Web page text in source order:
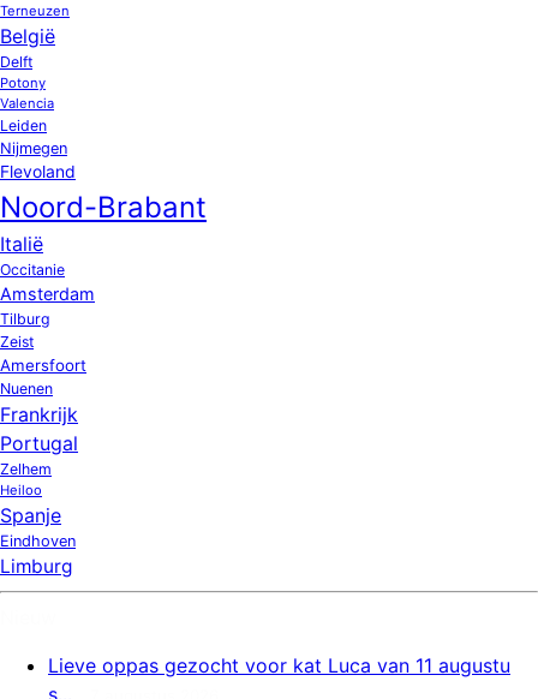
Terneuzen
België
Delft
Potony
Valencia
Leiden
Nijmegen
Flevoland
Noord-Brabant
Italië
Occitanie
Amsterdam
Tilburg
Zeist
Amersfoort
Nuenen
Frankrijk
Portugal
Zelhem
Heiloo
Spanje
Eindhoven
Limburg
Lieve oppas gezocht voor kat Luca van 11 augustu
s...